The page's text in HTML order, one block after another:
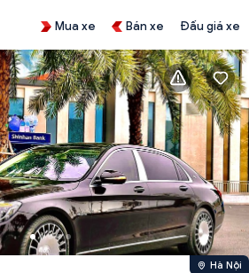
Mua xe Bán xe Đấu giá xe
Hà Nội